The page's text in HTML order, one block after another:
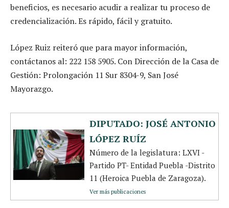
beneficios, es necesario acudir a realizar tu proceso de
credencialización. Es rápido, fácil y gratuito.
López Ruiz reiteró que para mayor información,
contáctanos al: 222 158 5905. Con Dirección de la Casa de
Gestión: Prolongación 11 Sur 8304-9, San José
Mayorazgo.
DIPUTADO: JOSÉ ANTONIO
LÓPEZ RUÍZ
Número de la legislatura: LXVI -
Partido PT- Entidad Puebla -Distrito
11 (Heroica Puebla de Zaragoza).
Ver más publicaciones